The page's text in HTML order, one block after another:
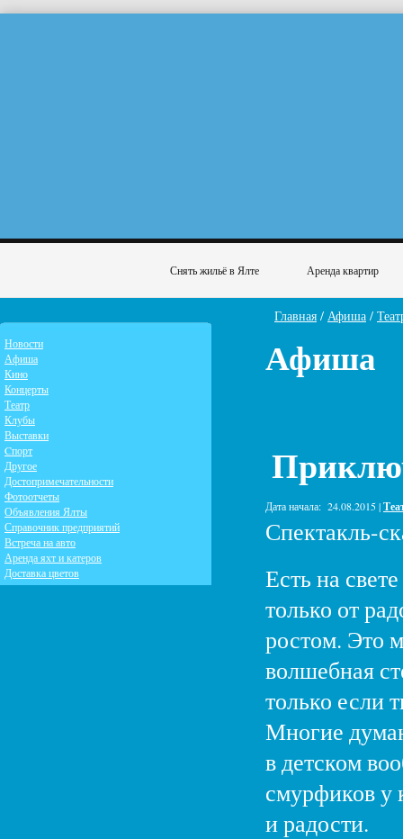
Снять жильё в Ялте Аренда квартир
Главная / Афиша /
Афиша
Дата начала: 24.08.2015 |
Спектакль-
Есть на
только от
ростом. Это
волшебная
только если
Многие
в детском
смурфиков у
и радости.
Новости
Афиша
Кино
Концерты
Театр
Клубы
Выставки
Cпорт
Другое
Достопримечательности
Фотоотчеты
Объявления Ялты
Справочник предприятий
Встреча на авто
Аренда яхт и катеров
Доставка цветов